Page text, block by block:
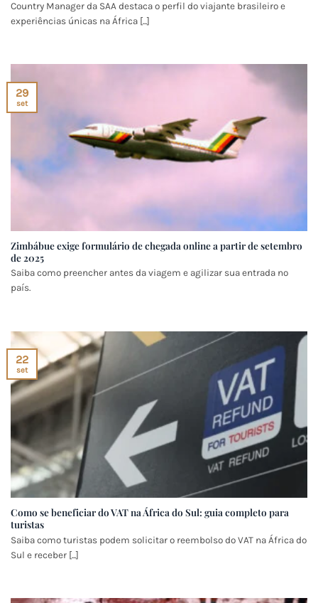
Country Manager da SAA destaca o perfil do viajante brasileiro e
experiências únicas na África [...]
Zimbábue exige formulário de chegada online a partir de setembro
de 2025
Saiba como preencher antes da viagem e agilizar sua entrada no
país.
29
set
Como se beneficiar do VAT na África do Sul: guia completo para
turistas
Saiba como turistas podem solicitar o reembolso do VAT na África do
Sul e receber [...]
22
set